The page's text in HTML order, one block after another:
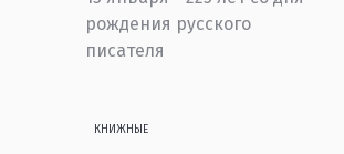
рождения русского
писателя
КНИЖНЫЕ